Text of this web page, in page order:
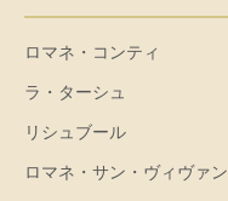
ロマネ・コンティ
ラ・ターシュ
リシュブール
ロマネ・サン・ヴィヴァン